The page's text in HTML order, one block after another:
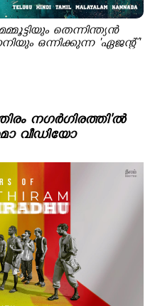
തെന്നിന്ത്യന്‍
ഒന്നിക്കുന്ന 'ഏജന്റ്'
നഗര്‍ഗിരത്തി'ല്‍
വീഡിയോ